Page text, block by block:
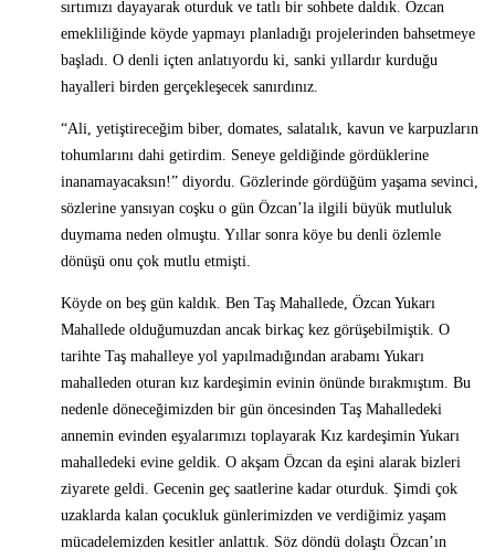
sırtımızı dayayarak oturduk ve tatlı bir sohbete daldık. Özcan
emekliliğinde köyde yapmayı planladığı projelerinden bahsetmeye
başladı. O denli içten anlatıyordu ki, sanki yıllardır kurduğu
hayalleri birden gerçekleşecek sanırdınız.
“Ali, yetiştireceğim biber, domates, salatalık, kavun ve karpuzların
tohumlarını dahi getirdim. Seneye geldiğinde gördüklerine
inanamayacaksın!” diyordu. Gözlerinde gördüğüm yaşama sevinci,
sözlerine yansıyan coşku o gün Özcan’la ilgili büyük mutluluk
duymama neden olmuştu. Yıllar sonra köye bu denli özlemle
dönüşü onu çok mutlu etmişti.
Köyde on beş gün kaldık. Ben Taş Mahallede, Özcan Yukarı
Mahallede olduğumuzdan ancak birkaç kez görüşebilmiştik. O
tarihte Taş mahalleye yol yapılmadığından arabamı Yukarı
mahalleden oturan kız kardeşimin evinin önünde bırakmıştım. Bu
nedenle döneceğimizden bir gün öncesinden Taş Mahalledeki
annemin evinden eşyalarımızı toplayarak Kız kardeşimin Yukarı
mahalledeki evine geldik. O akşam Özcan da eşini alarak bizleri
ziyarete geldi. Gecenin geç saatlerine kadar oturduk. Şimdi çok
uzaklarda kalan çocukluk günlerimizden ve verdiğimiz yaşam
mücadelemizden kesitler anlattık. Söz döndü dolaştı Özcan’ın